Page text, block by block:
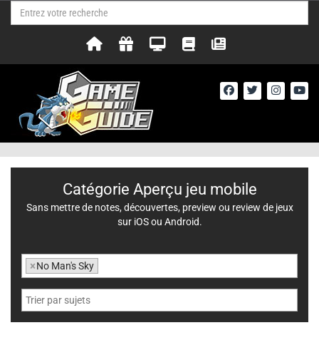
Catégorie Aperçu jeu mobile
Sans mettre de notes, découvertes, preview ou review de jeux
sur iOS ou Android.
×No Man's Sky